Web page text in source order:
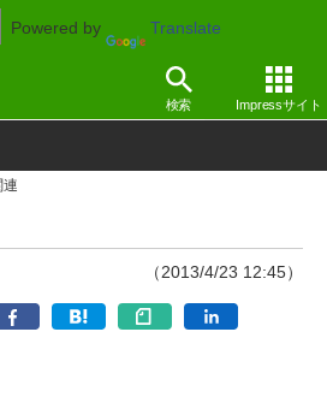
Powered by Translate
検索 Impressサイト
アップデート
（2013/4/23 12:45）